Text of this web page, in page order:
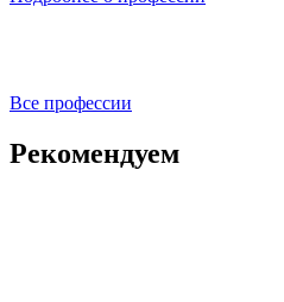
Все профессии
Рекомендуем